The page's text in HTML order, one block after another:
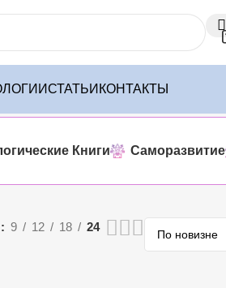
СТАТЬИ КОНТАКТЫ
Книги Саморазвитие
9 12 18 24